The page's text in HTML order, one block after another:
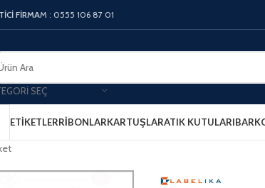
FİRMAM : 0555 106 87 01
SEÇ
ETIKETLERRIBONLARKARTUŞLARATIK KUTULARI